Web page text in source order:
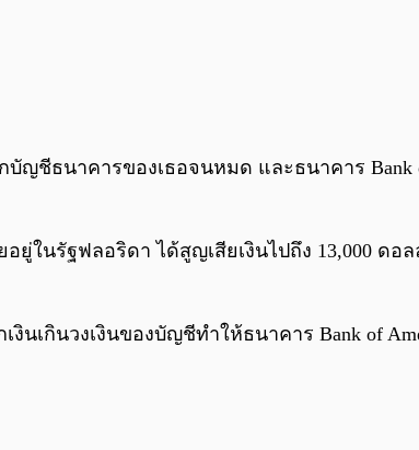
ชีธนาคารของเธอจนหมด และธนาคาร Bank
อยู่ในรัฐฟลอริดา ได้สูญเสียเงินไปถึง 13,000 ด
กินวงเงินของบัญชีทำให้ธนาคาร Bank of